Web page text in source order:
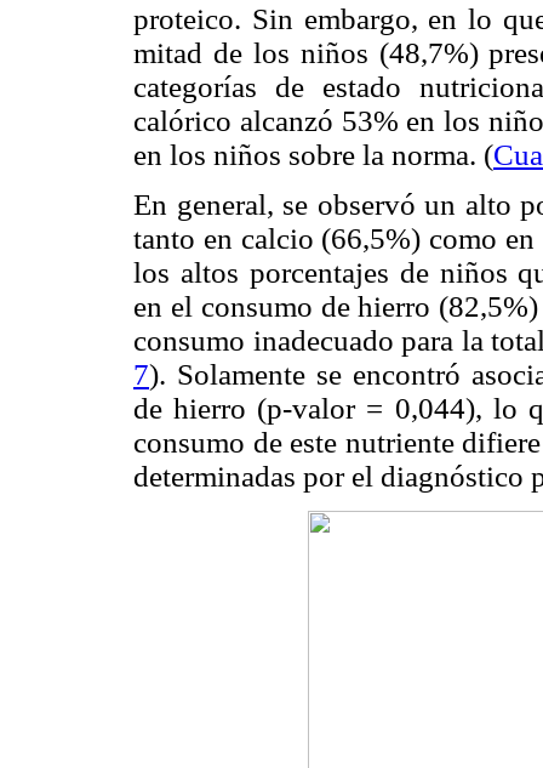
proteico. Sin embargo, en lo
mitad de los niños (48,7%)
categorías de estado
calórico alcanzó 53% en los
en los niños sobre la norma. (
En general, se observó un alto
tanto en calcio (66,5%) como
los altos porcentajes de niños
en el consumo de hierro
consumo inadecuado para la
7). Solamente se encontró
de hierro (p-valor = 0,044), lo
consumo de este nutriente
determinadas por el diagnóstico